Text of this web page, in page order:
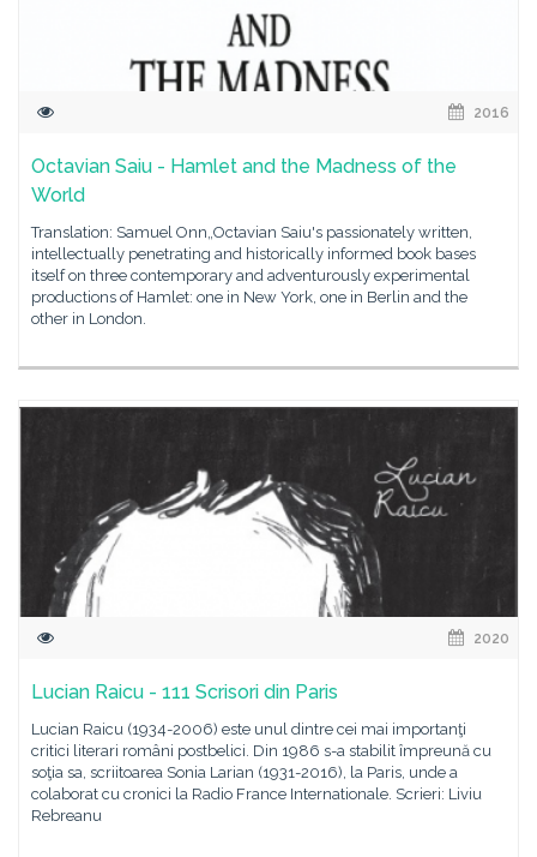
2016
Octavian Saiu - Hamlet and the Madness of the
World
Translation: Samuel Onn„Octavian Saiu's passionately written,
intellectually penetrating and historically informed book bases
itself on three contemporary and adventurously experimental
productions of Hamlet: one in New York, one in Berlin and the
other in London.
2020
Lucian Raicu - 111 Scrisori din Paris
Lucian Raicu (1934-2006) este unul dintre cei mai importanţi
critici literari români postbelici. Din 1986 s-a stabilit împreună cu
soţia sa, scriitoarea Sonia Larian (1931-2016), la Paris, unde a
colaborat cu cronici la Radio France Internationale. Scrieri: Liviu
Rebreanu